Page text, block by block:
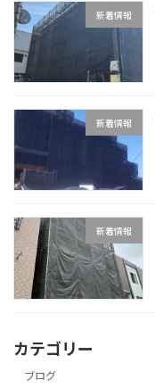
新着情報
新着情報
新着情報
カテゴリー
ブログ